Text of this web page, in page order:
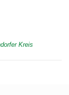
Kreis